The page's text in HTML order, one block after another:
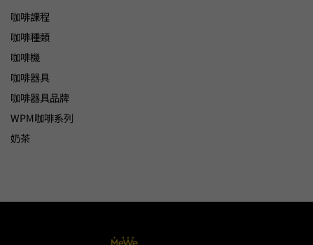
咖啡課程
咖啡種類
咖啡機
咖啡器具
咖啡器具品牌
WPM咖啡系列
奶茶